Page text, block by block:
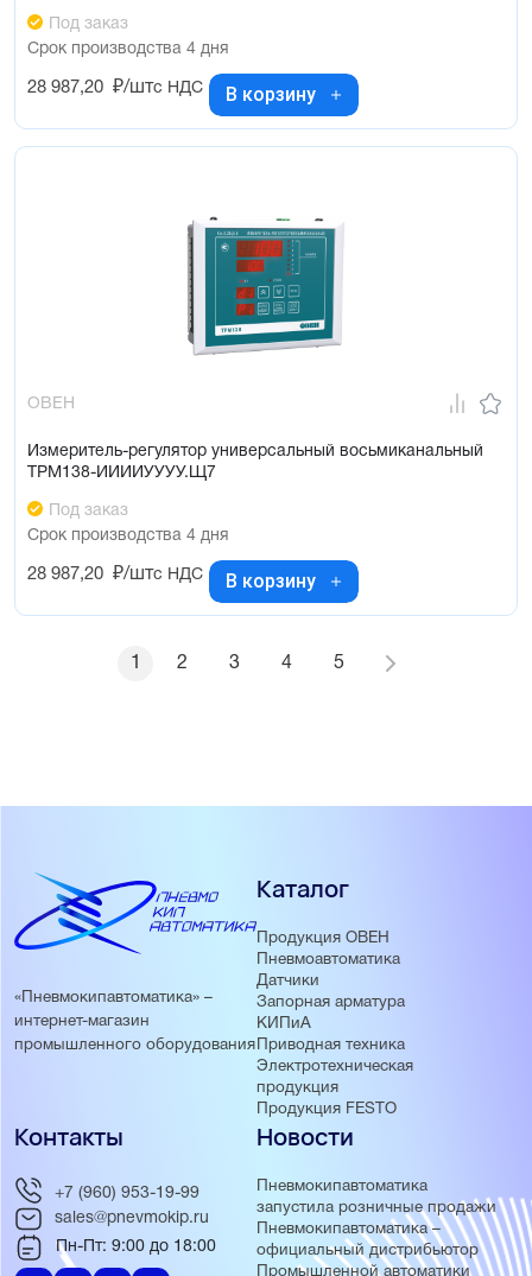
Под заказ
Срок производства 4 дня
28 987,20 ₽/штс НДС В корзину
ОВЕН
Измеритель-регулятор универсальный восьмиканальный
ТРМ138-ИИИИУУУУ.Щ7
Под заказ
Срок производства 4 дня
28 987,20 ₽/штс НДС В корзину
1 2 3 4 5
«Пневмокипавтоматика» –
интернет-магазин
промышленного оборудования
Каталог
Продукция ОВЕН
Пневмоавтоматика
Датчики
Запорная арматура
КИПиА
Приводная техника
Электротехническая
продукция
Продукция FESTO
Новости
Пневмокипавтоматика
запустила розничные продажи
Пневмокипавтоматика –
официальный дистрибьютор
Промышленной автоматики
Контакты
+7 (960) 953-19-99
sales@pnevmokip.ru
Пн-Пт: 9:00 до 18:00